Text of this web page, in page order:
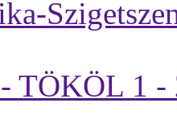
TÖKÖL 1 -